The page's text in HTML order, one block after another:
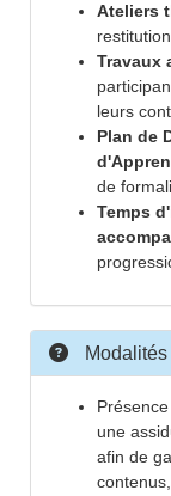
Ateliers
Travaux
leurs
Plan de
de
Temps
une
afin de